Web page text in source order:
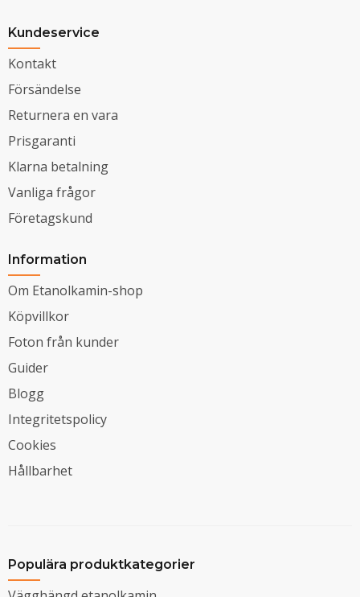
Kundeservice
Kontakt
Försändelse
Returnera en vara
Prisgaranti
Klarna betalning
Vanliga frågor
Företagskund
Information
Om Etanolkamin-shop
Köpvillkor
Foton från kunder
Guider
Blogg
Integritetspolicy
Cookies
Hållbarhet
Populära produktkategorier